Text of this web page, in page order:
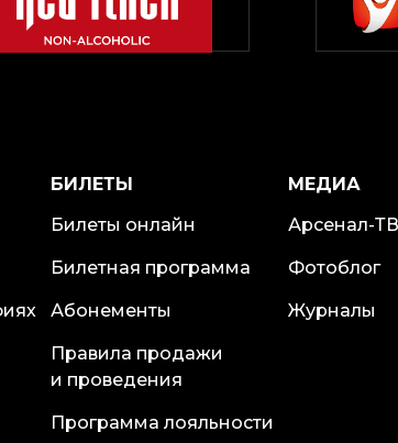
БИЛЕТЫ
Билеты онлайн
Билетная программа
Абонементы
Правила продажи
и проведения
Программа лояльности
МЕДИА
Арсенал-ТВ
Фотоблог
Журналы